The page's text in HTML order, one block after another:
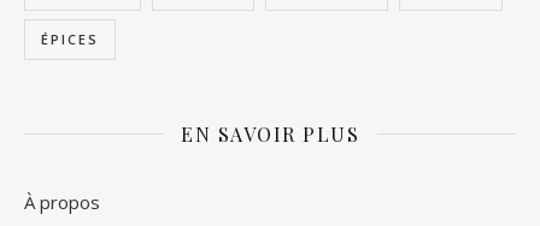
ÉPICES
EN SAVOIR PLUS
À propos